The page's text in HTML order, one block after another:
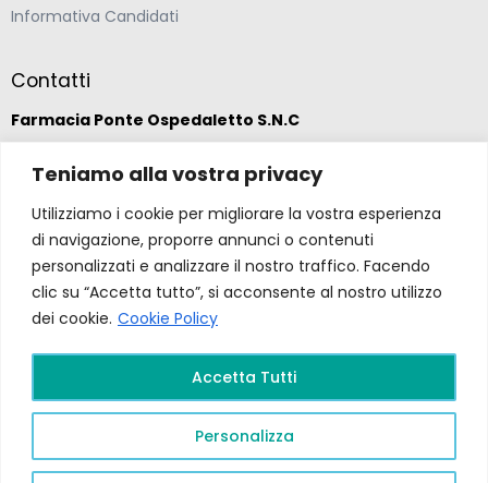
Teniamo alla vostra privacy
Utilizziamo i cookie per migliorare la vostra esperienza
di navigazione, proporre annunci o contenuti
personalizzati e analizzare il nostro traffico. Facendo
clic su “Accetta tutto”, si acconsente al nostro utilizzo
dei cookie. Cookie Policy
Personalizza
Accetta Tutti
Informativa Candidati
Contatti
Farmacia Ponte Ospedaletto S.N.C
Via della Solidarietà 2,
47020 Longiano, Forlì-Cesena
(39) 0547 57265
farmacia@ponteospedaletto.it
Farmacia Ponte Ospedaletto 2026. Tutti diritti
riservati a Farmacia Ponte Ospedaletto. Sito creato
Gruppo Ingegneria.Privacy Policy –
C.F.04323760407PR FESR EMILIA ROMAGNA